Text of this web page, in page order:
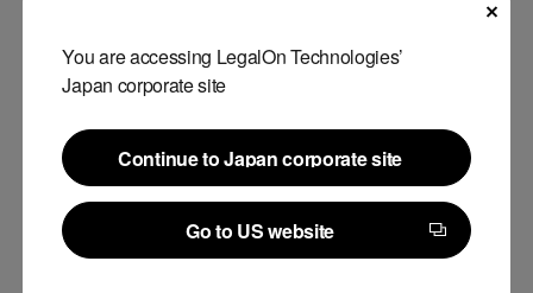
You are accessing LegalOn Technologies’
Japan corporate site
Continue to Japan corporate site
Continue to Japan corporate site
Go to US website
Go to US website
部署情報
部署情報の変更に伴うアクセス権限情報
本APIを活用したシステム間連携の構築により、入社・退社・異
動・組織変更といった人事イベント発生時の各種データ更新を自
動化します。これにより、更新漏れなどの運用ミスを未然に防